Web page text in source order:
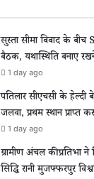
सुस्ता सीमा विवाद के
बैठक, यथास्थिति बनाए
1 day ago
पतिलार सीएचसी के हेल्दी
जलवा, प्रथम स्थान प्राप्त
1 day ago
ग्रामीण अंचल की प्रतिभा ने
सिद्धि रानी मुजफ्फरपुर